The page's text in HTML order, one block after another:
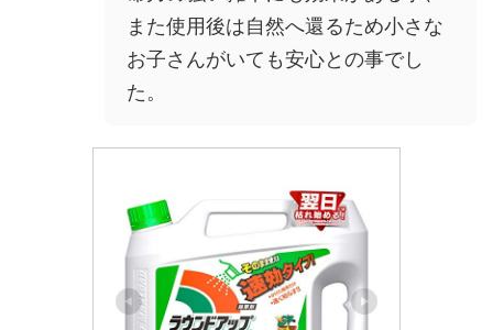
また使用後は自然へ還るため小さな
お子さんがいても安心との事でし
た。